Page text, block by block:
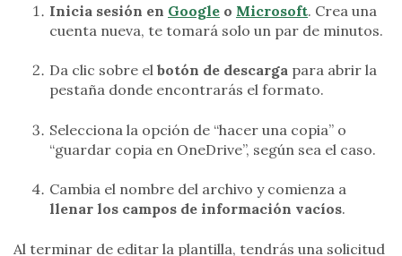
Inicia sesión en Google o Microsoft. Crea una
cuenta nueva, te tomará solo un par de minutos.
Da clic sobre el botón de descarga para abrir la
pestaña donde encontrarás el formato.
Selecciona la opción de “hacer una copia” o
“guardar copia en OneDrive”, según sea el caso.
Cambia el nombre del archivo y comienza a
llenar los campos de información vacíos.
Al terminar de editar la plantilla, tendrás una solicitud